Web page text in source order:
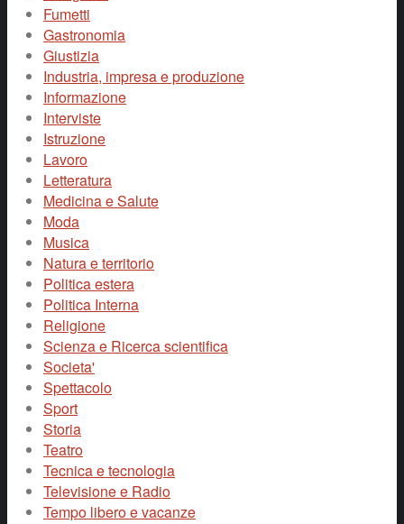
Fumetti
Gastronomia
Giustizia
Industria, impresa e produzione
Informazione
Interviste
Istruzione
Lavoro
Letteratura
Medicina e Salute
Moda
Musica
Natura e territorio
Politica estera
Politica Interna
Religione
Scienza e Ricerca scientifica
Societa'
Spettacolo
Sport
Storia
Teatro
Tecnica e tecnologia
Televisione e Radio
Tempo libero e vacanze